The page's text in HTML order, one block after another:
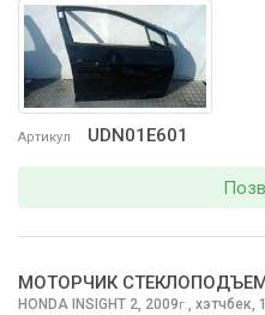
Артикул UDN01E601
МОТОРЧИК
HONDA INSIGHT 2, 2009г., хэтчбек,